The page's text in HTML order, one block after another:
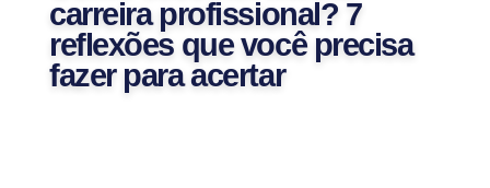
carreira profissional? 7
reflexões que você precisa
fazer para acertar